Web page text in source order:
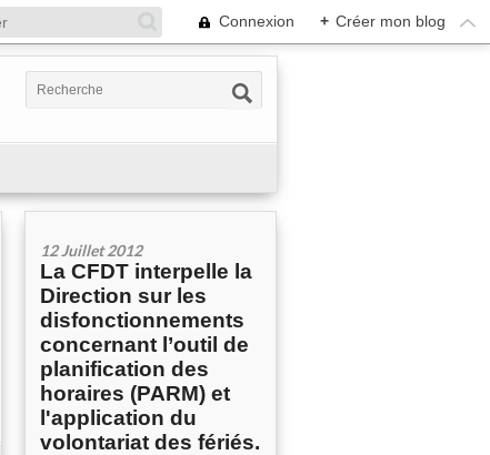
Connexion + Créer mon blog
12 Juillet 2012
La CFDT interpelle la
Direction sur les
disfonctionnements
concernant l’outil de
planification des
horaires (PARM) et
l'application du
volontariat des fériés.